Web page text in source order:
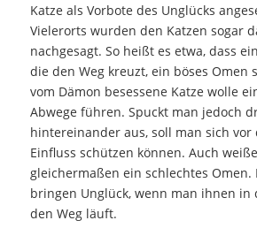
Katze als Vorbote des Unglücks
Vielerorts wurden den Katzen sogar
nachgesagt. So heißt es etwa, dass
die den Weg kreuzt, ein böses Omen
vom Dämon besessene Katze wolle
Abwege führen. Spuckt man jedoch
hintereinander aus, soll man sich vor
Einfluss schützen können. Auch
gleichermaßen ein schlechtes Omen.
bringen Unglück, wenn man ihnen in
den Weg läuft.